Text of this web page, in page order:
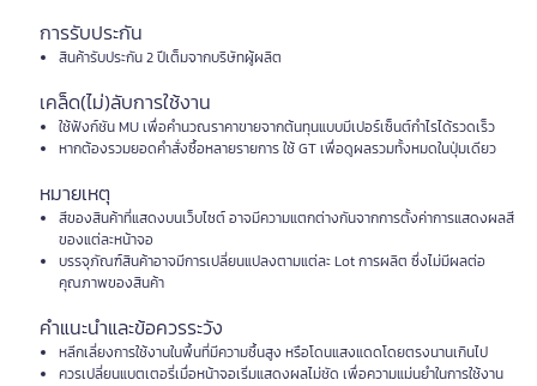
การรับประกัน
สินค้ารับประกัน 2 ปีเต็มจากบริษัทผู้ผลิต
เคล็ด(ไม่)ลับการใช้งาน
ใช้ฟังก์ชัน MU เพื่อคำนวณราคาขายจากต้นทุนแบบมีเปอร์เซ็นต์กำไรได้รวดเร็ว
หากต้องรวมยอดคำสั่งซื้อหลายรายการ ใช้ GT เพื่อดูผลรวมทั้งหมดในปุ่มเดียว
หมายเหตุ
สีของสินค้าที่แสดงบนเว็บไซต์ อาจมีความแตกต่างกันจากการตั้งค่าการแสดงผลสี
ของแต่ละหน้าจอ
บรรจุภัณฑ์สินค้าอาจมีการเปลี่ยนแปลงตามแต่ละ Lot การผลิต ซึ่งไม่มีผลต่อ
คุณภาพของสินค้า
คำแนะนำและข้อควรระวัง
หลีกเลี่ยงการใช้งานในพื้นที่มีความชื้นสูง หรือโดนแสงแดดโดยตรงนานเกินไป
ควรเปลี่ยนแบตเตอรี่เมื่อหน้าจอเริ่มแสดงผลไม่ชัด เพื่อความแม่นยำในการใช้งาน